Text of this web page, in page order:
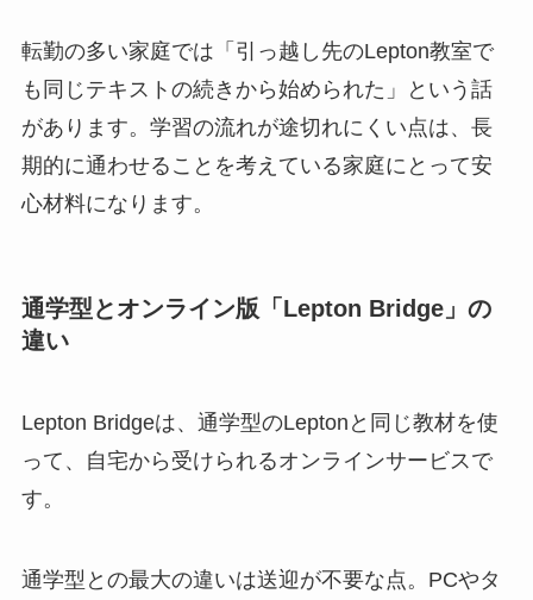
転勤の多い家庭では「引っ越し先のLepton教室で
も同じテキストの続きから始められた」という話
があります。学習の流れが途切れにくい点は、長
期的に通わせることを考えている家庭にとって安
心材料になります。
通学型とオンライン版「Lepton Bridge」の
違い
Lepton Bridgeは、通学型のLeptonと同じ教材を使
って、自宅から受けられるオンラインサービスで
す。
通学型との最大の違いは送迎が不要な点。PCやタ